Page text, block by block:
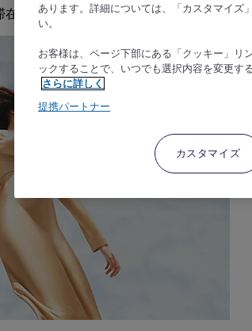
をユニークにするものを発見してくださ
あります。詳細については、「カスタマイズ
い。
お客様は、ページ下部にある「クッキー」リ
ックすることで、いつでも選択内容を変更す
さらに詳しく
提携パートナー
カスタマイズ